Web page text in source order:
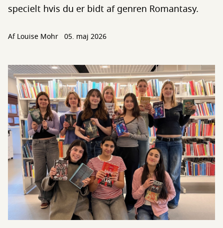
specielt hvis du er bidt af genren Romantasy.
AfLouise Mohr 05. maj 2026